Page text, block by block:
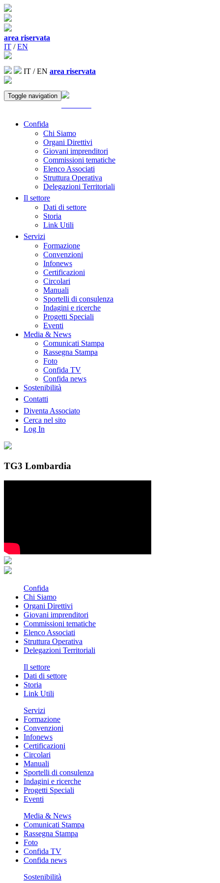
area riservata
IT /EN
IT /EN area riservata
Toggle navigation
Confida
Chi Siamo
Organi Direttivi
Giovani imprenditori
Commissioni tematiche
Elenco Associati
Struttura Operativa
Delegazioni Territoriali
Il settore
Dati di settore
Storia
Link Utili
Servizi
Formazione
Convenzioni
Infonews
Certificazioni
Circolari
Manuali
Sportelli di consulenza
Indagini e ricerche
Progetti Speciali
Eventi
Media & News
Comunicati Stampa
Rassegna Stampa
Foto
Confida TV
Confida news
Sostenibilità
Contatti
Diventa Associato
Cerca nel sito
Log In
TG3 Lombardia
Confida
Chi Siamo
Organi Direttivi
Giovani imprenditori
Commissioni tematiche
Elenco Associati
Struttura Operativa
Delegazioni Territoriali
Il settore
Dati di settore
Storia
Link Utili
Servizi
Formazione
Convenzioni
Infonews
Certificazioni
Circolari
Manuali
Sportelli di consulenza
Indagini e ricerche
Progetti Speciali
Eventi
Media & News
Comunicati Stampa
Rassegna Stampa
Foto
Confida TV
Confida news
Sostenibilità